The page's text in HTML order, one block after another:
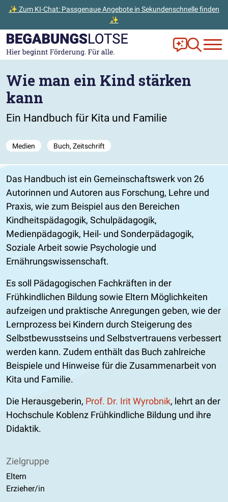
✨ Zum KI-Chat: Passgenaue Angebote in Sekundenschnelle finden
✨
Zum Hauptinhalt der Seite springen
Zur Startseite gehen Frag Ella!
Zur
Wie man ein Kind stärken
kann
Ein Handbuch für Kita und Familie
Medien Buch, Zeitschrift
Das Handbuch ist ein Gemeinschaftswerk von 26
Autorinnen und Autoren aus Forschung, Lehre und
Praxis, wie zum Beispiel aus den Bereichen
Kindheitspädagogik, Schulpädagogik,
Medienpädagogik, Heil- und Sonderpädagogik,
Soziale Arbeit sowie Psychologie und
Ernährungswissenschaft.
Es soll Pädagogischen Fachkräften in der
Frühkindlichen Bildung sowie Eltern Möglichkeiten
aufzeigen und praktische Anregungen geben, wie der
Lernprozess bei Kindern durch Steigerung des
Selbstbewusstseins und Selbstvertrauens verbessert
werden kann. Zudem enthält das Buch zahlreiche
Beispiele und Hinweise für die Zusammenarbeit von
Kita und Familie.
Die Herausgeberin, Prof. Dr. Irit Wyrobnik, lehrt an der
Hochschule Koblenz Frühkindliche Bildung und ihre
Didaktik.
Zielgruppe
Eltern
Erzieher/in